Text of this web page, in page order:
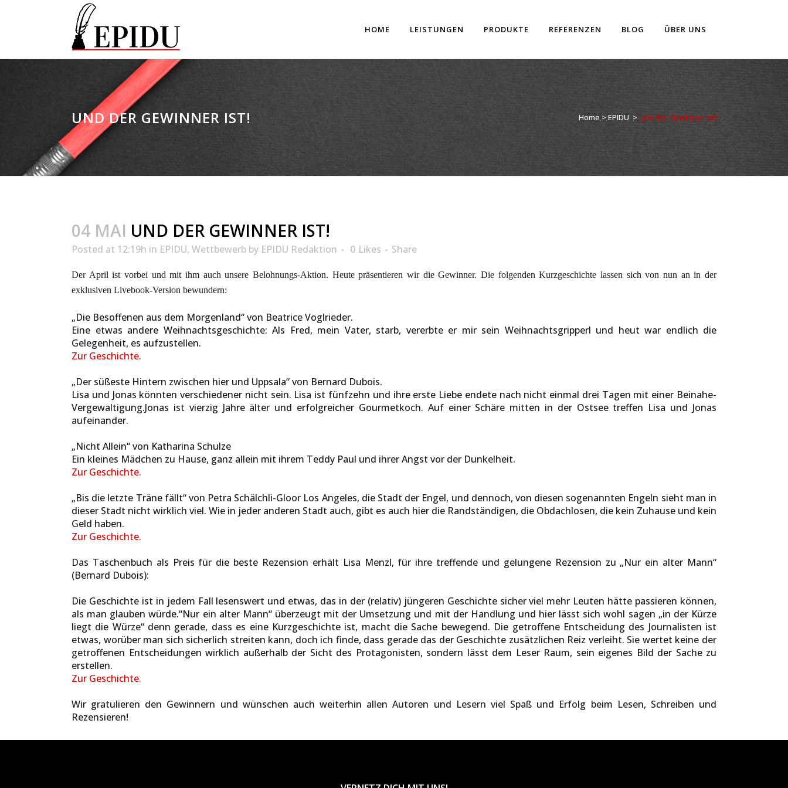
HOME LEISTUNGEN PRODUKTE REFERENZEN BLOG ÜBER UNS
UND DER GEWINNER IST! Home > EPIDU > Und der Gewinner ist!
04 MAI UND DER GEWINNER IST!
Posted at 12:19h in EPIDU, Wettbewerb by EPIDU Redaktion 0 Likes Share
Der April ist vorbei und mit ihm auch unsere Belohnungs-Aktion. Heute präsentieren wir die Gewinner. Die folgenden Kurzgeschichte lassen sich von nun an in der
exklusiven Livebook-Version bewundern:
„Die Besoffenen aus dem Morgenland“ von Beatrice Voglrieder.
Eine etwas andere Weihnachtsgeschichte: Als Fred, mein Vater, starb, vererbte er mir sein Weihnachtsgripperl und heut war endlich die
Gelegenheit, es aufzustellen.
Zur Geschichte.
„Der süßeste Hintern zwischen hier und Uppsala“ von Bernard Dubois.
Lisa und Jonas könnten verschiedener nicht sein. Lisa ist fünfzehn und ihre erste Liebe endete nach nicht einmal drei Tagen mit einer Beinahe-
Vergewaltigung.Jonas ist vierzig Jahre älter und erfolgreicher Gourmetkoch. Auf einer Schäre mitten in der Ostsee treffen Lisa und Jonas
aufeinander.
„Nicht Allein“ von Katharina Schulze
Ein kleines Mädchen zu Hause, ganz allein mit ihrem Teddy Paul und ihrer Angst vor der Dunkelheit.
Zur Geschichte.
„Bis die letzte Träne fällt“ von Petra Schälchli-Gloor Los Angeles, die Stadt der Engel, und dennoch, von diesen sogenannten Engeln sieht man in
dieser Stadt nicht wirklich viel. Wie in jeder anderen Stadt auch, gibt es auch hier die Randständigen, die Obdachlosen, die kein Zuhause und kein
Geld haben.
Zur Geschichte.
Das Taschenbuch als Preis für die beste Rezension erhält Lisa Menzl, für ihre treffende und gelungene Rezension zu „Nur ein alter Mann“
(Bernard Dubois):
Die Geschichte ist in jedem Fall lesenswert und etwas, das in der (relativ) jüngeren Geschichte sicher viel mehr Leuten hätte passieren können,
als man glauben würde.“Nur ein alter Mann“ überzeugt mit der Umsetzung und mit der Handlung und hier lässt sich wohl sagen „in der Kürze
liegt die Würze“ denn gerade, dass es eine Kurzgeschichte ist, macht die Sache bewegend. Die getroffene Entscheidung des Journalisten ist
etwas, worüber man sich sicherlich streiten kann, doch ich finde, dass gerade das der Geschichte zusätzlichen Reiz verleiht. Sie wertet keine der
getroffenen Entscheidungen wirklich außerhalb der Sicht des Protagonisten, sondern lässt dem Leser Raum, sein eigenes Bild der Sache zu
erstellen.
Zur Geschichte.
Wir gratulieren den Gewinnern und wünschen auch weiterhin allen Autoren und Lesern viel Spaß und Erfolg beim Lesen, Schreiben und
Rezensieren!